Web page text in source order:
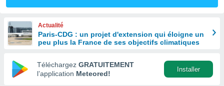
en
Actualité
Paris-CDG : un projet d'extension qui éloigne un
peu plus la France de ses objectifs climatiques
Téléchargez GRATUITEMENT
l’application Meteored!
Installer